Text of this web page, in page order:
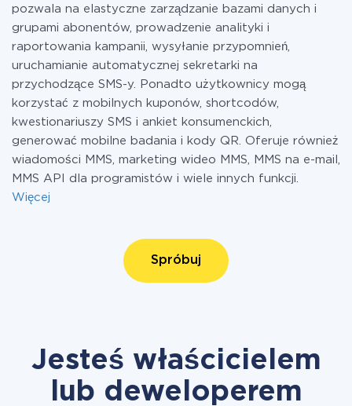
pozwala na elastyczne zarządzanie bazami danych i
grupami abonentów, prowadzenie analityki i
raportowania kampanii, wysyłanie przypomnień,
uruchamianie automatycznej sekretarki na
przychodzące SMS-y. Ponadto użytkownicy mogą
korzystać z mobilnych kuponów, shortcodów,
kwestionariuszy SMS i ankiet konsumenckich,
generować mobilne badania i kody QR. Oferuje również
wiadomości MMS, marketing wideo MMS, MMS na e-mail,
MMS API dla programistów i wiele innych funkcji.
Więcej
Spróbuj
Jesteś właścicielem
lub deweloperem